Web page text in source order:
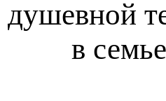
душевной
в